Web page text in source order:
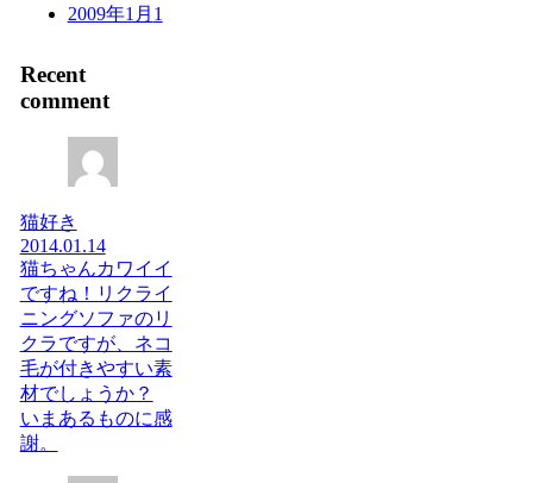
2009年1月 1
Recent
comment
猫好き
2014.01.14
猫ちゃんカワイイ
ですね！リクライ
ニングソファのリ
クラですが、ネコ
毛が付きやすい素
材でしょうか？
いまあるものに感
謝。